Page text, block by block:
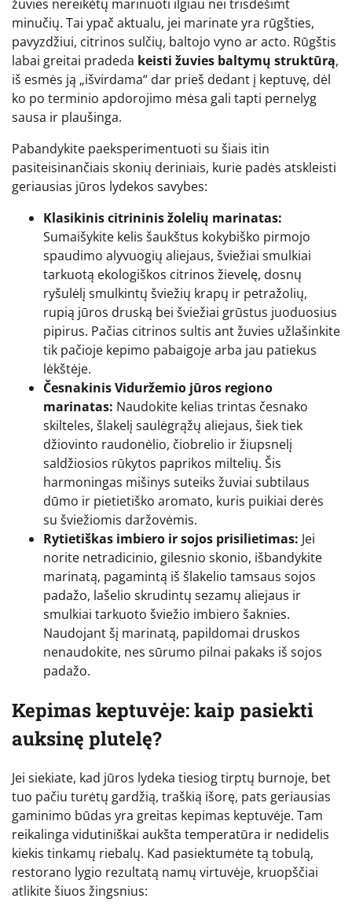
žuvies nereikėtų marinuoti ilgiau nei trisdešimt
minučių. Tai ypač aktualu, jei marinate yra rūgšties,
pavyzdžiui, citrinos sulčių, baltojo vyno ar acto. Rūgštis
labai greitai pradeda keisti žuvies baltymų struktūrą,
iš esmės ją „išvirdama“ dar prieš dedant į keptuvę, dėl
ko po terminio apdorojimo mėsa gali tapti pernelyg
sausa ir plaušinga.
Pabandykite paeksperimentuoti su šiais itin
pasiteisinančiais skonių deriniais, kurie padės atskleisti
geriausias jūros lydekos savybes:
Klasikinis citrininis žolelių marinatas:
Sumaišykite kelis šaukštus kokybiško pirmojo
spaudimo alyvuogių aliejaus, šviežiai smulkiai
tarkuotą ekologiškos citrinos žievelę, dosnų
ryšulėlį smulkintų šviežių krapų ir petražolių,
rupią jūros druską bei šviežiai grūstus juoduosius
pipirus. Pačias citrinos sultis ant žuvies užlašinkite
tik pačioje kepimo pabaigoje arba jau patiekus
lėkštėje.
Česnakinis Viduržemio jūros regiono
marinatas: Naudokite kelias trintas česnako
skilteles, šlakelį saulėgrąžų aliejaus, šiek tiek
džiovinto raudonėlio, čiobrelio ir žiupsnelį
saldžiosios rūkytos paprikos miltelių. Šis
harmoningas mišinys suteiks žuviai subtilaus
dūmo ir pietietiško aromato, kuris puikiai derės
su šviežiomis daržovėmis.
Rytietiškas imbiero ir sojos prisilietimas: Jei
norite netradicinio, gilesnio skonio, išbandykite
marinatą, pagamintą iš šlakelio tamsaus sojos
padažo, lašelio skrudintų sezamų aliejaus ir
smulkiai tarkuoto šviežio imbiero šaknies.
Naudojant šį marinatą, papildomai druskos
nenaudokite, nes sūrumo pilnai pakaks iš sojos
padažo.
Kepimas keptuvėje: kaip pasiekti
auksinę plutelę?
Jei siekiate, kad jūros lydeka tiesiog tirptų burnoje, bet
tuo pačiu turėtų gardžią, traškią išorę, pats geriausias
gaminimo būdas yra greitas kepimas keptuvėje. Tam
reikalinga vidutiniškai aukšta temperatūra ir nedidelis
kiekis tinkamų riebalų. Kad pasiektumėte tą tobulą,
restorano lygio rezultatą namų virtuvėje, kruopščiai
atlikite šiuos žingsnius: